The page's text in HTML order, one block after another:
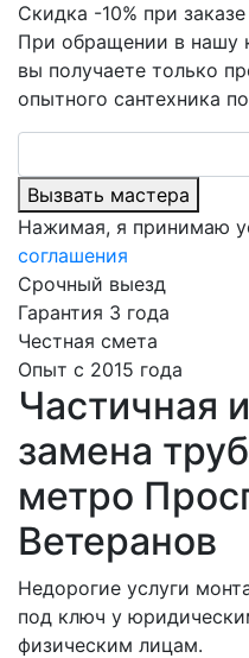
Скидка -10% при
При обращении в нашу
вы получаете только
опытного сантехника
Вызвать мастера
Нажимая, я принимаю
соглашения
Срочный выезд
Гарантия 3 года
Честная смета
Опыт с 2015 года
Частичная
замена
метро
Ветеранов
Недорогие услуги
под ключ у
физическим лицам.